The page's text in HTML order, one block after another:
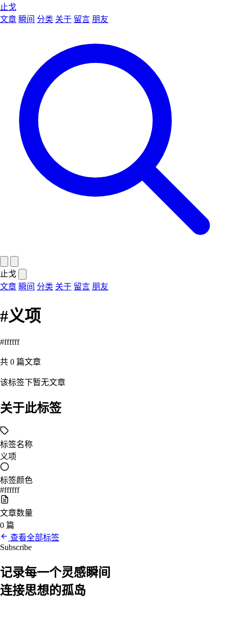
止戈
文章 瞬间 分类 关于 留言 朋友
止戈
文章 瞬间 分类 关于 留言 朋友
#义项
#ffffff
共 0 篇文章
该标签下暂无文章
关于此标签
标签名称
义项
标签颜色
#ffffff
文章数量
0 篇
查看全部标签
Subscribe
记录每一个灵感瞬间
连接思想的孤岛